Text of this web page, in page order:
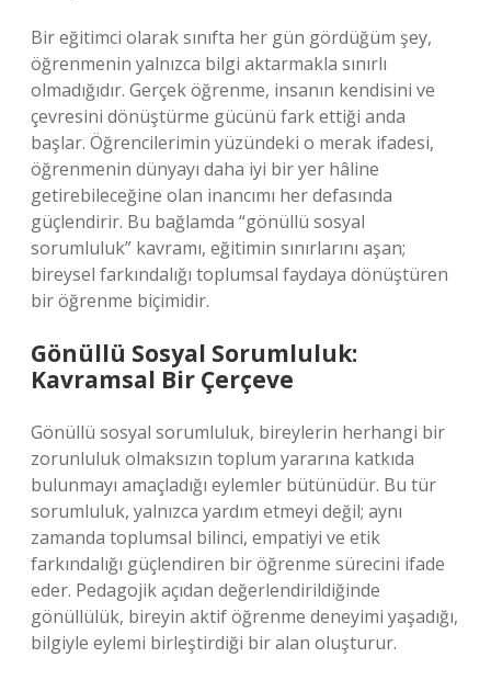
Bir eğitimci olarak sınıfta her gün gördüğüm şey,
öğrenmenin yalnızca bilgi aktarmakla sınırlı
olmadığıdır. Gerçek öğrenme, insanın kendisini ve
çevresini dönüştürme gücünü fark ettiği anda
başlar. Öğrencilerimin yüzündeki o merak ifadesi,
öğrenmenin dünyayı daha iyi bir yer hâline
getirebileceğine olan inancımı her defasında
güçlendirir. Bu bağlamda “gönüllü sosyal
sorumluluk” kavramı, eğitimin sınırlarını aşan;
bireysel farkındalığı toplumsal faydaya dönüştüren
bir öğrenme biçimidir.
Gönüllü Sosyal Sorumluluk:
Kavramsal Bir Çerçeve
Gönüllü sosyal sorumluluk, bireylerin herhangi bir
zorunluluk olmaksızın toplum yararına katkıda
bulunmayı amaçladığı eylemler bütünüdür. Bu tür
sorumluluk, yalnızca yardım etmeyi değil; aynı
zamanda toplumsal bilinci, empatiyi ve etik
farkındalığı güçlendiren bir öğrenme sürecini ifade
eder. Pedagojik açıdan değerlendirildiğinde
gönüllülük, bireyin aktif öğrenme deneyimi yaşadığı,
bilgiyle eylemi birleştirdiği bir alan oluşturur.